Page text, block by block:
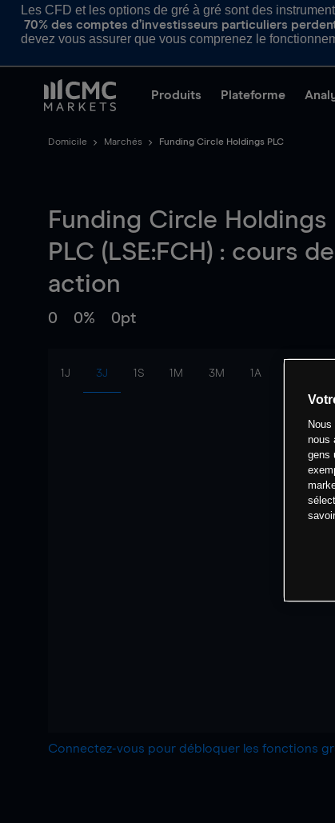
Les CFD et les options de gré à gré sont des
70% des comptes d’investisseurs particuliers
devez vous assurer que vous comprenez le
Produits Plateforme
Domicile Marchés Funding Circle Holdings PLC
Funding Circle Holdings
PLC (LSE:FCH) : cours
action
0 0% 0pt
1J 3J 1S 1M 3M 1A
Connectez-vous pour débloquer les fonctions
nous
gens